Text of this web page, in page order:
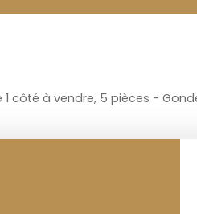
côté à vendre, 5 pièces -